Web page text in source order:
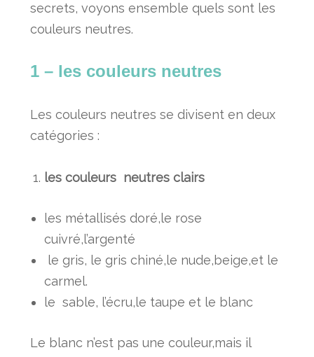
secrets, voyons ensemble quels sont les
couleurs neutres.
1 – les couleurs neutres
Les couleurs neutres se divisent en deux
catégories :
les couleurs neutres clairs
les métallisés doré,le rose
cuivré,l’argenté
le gris, le gris chiné,le nude,beige,et le
carmel.
le sable, l’écru,le taupe et le blanc
Le blanc n’est pas une couleur,mais il